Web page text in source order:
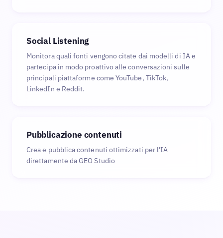
Social Listening
Monitora quali fonti vengono citate dai modelli di IA e
partecipa in modo proattivo alle conversazioni sulle
principali piattaforme come YouTube, TikTok,
LinkedIn e Reddit.
Pubblicazione contenuti
Crea e pubblica contenuti ottimizzati per l'IA
direttamente da GEO Studio